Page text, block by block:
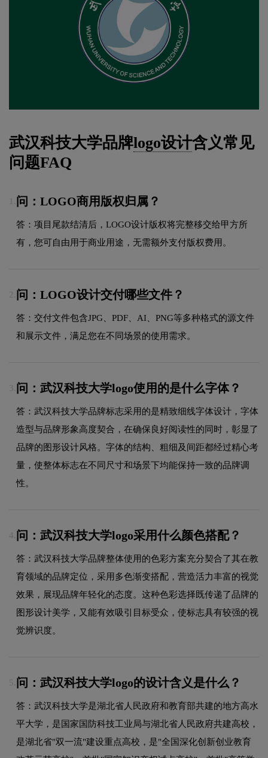
武汉科技大学品牌logo设计含义常见
问题FAQ
问：LOGO商用版权归属？
答：项目尾款结清后，LOGO设计版权将完整移交给甲方所
有，您可自由用于商业用途，无需额外支付版权费用。
2. 问：LOGO设计交付哪些文件？
答：交付文件包含JPG、PDF、AI、PNG等多种格式的源文件
和展示文件，满足您在不同场景的使用需求。
3. 问：武汉科技大学logo使用的是什么字体？
答：武汉科技大学品牌标志采用的是精致细线字体设计，字体
造型与品牌形象高度契合，在确保良好阅读性的同时，彰显了
品牌的图形设计风格。字体的结构、粗细及间距都经过精心考
量，使整体标志在不同尺寸和场景下均能保持一致的品牌调
性。
4. 问：武汉科技大学logo采用什么颜色搭配？
答：武汉科技大学品牌整体使用的色彩方案充分契合了其在教
育领域的品牌定位，采用多色渐变搭配，营造活力丰富的视觉
效果，展现品牌年轻化的态度。这种色彩选择既传递了品牌的
图形设计美学，又能有效吸引目标受众，使标志具有较强的视
觉辨识度。
5. 问：武汉科技大学logo的设计含义是什么？
答：武汉科技大学是湖北省人民政府和教育部共建的地方高水
平大学，是国家国防科技工业局与湖北省人民政府共建高校，
是湖北省"双一流"建设重点高校，是"全国深化创新创业教育